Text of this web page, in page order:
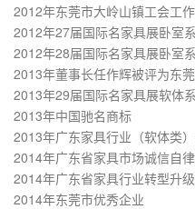
2012年东莞市大岭山镇工会工
2012年27届国际名家具展卧室
2012年28届国际名家具展卧室
2013年董事长任作辉被评为东
2013年29届国际名家具展软体
2013年中国驰名商标
2013年广东家具行业（软体类
2014年广东省家具市场诚信自
2014年广东省家具行业转型升
2014年东莞市优秀企业